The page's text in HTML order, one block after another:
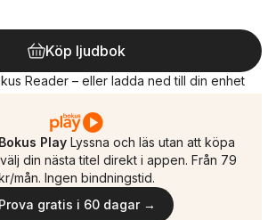
Köp ljudbok
Reader – eller ladda ned till din enhet
Play Lyssna och läs utan att köpa
din nästa titel direkt i appen. Från 79
mån. Ingen bindningstid.
Prova gratis i 60 dagar →